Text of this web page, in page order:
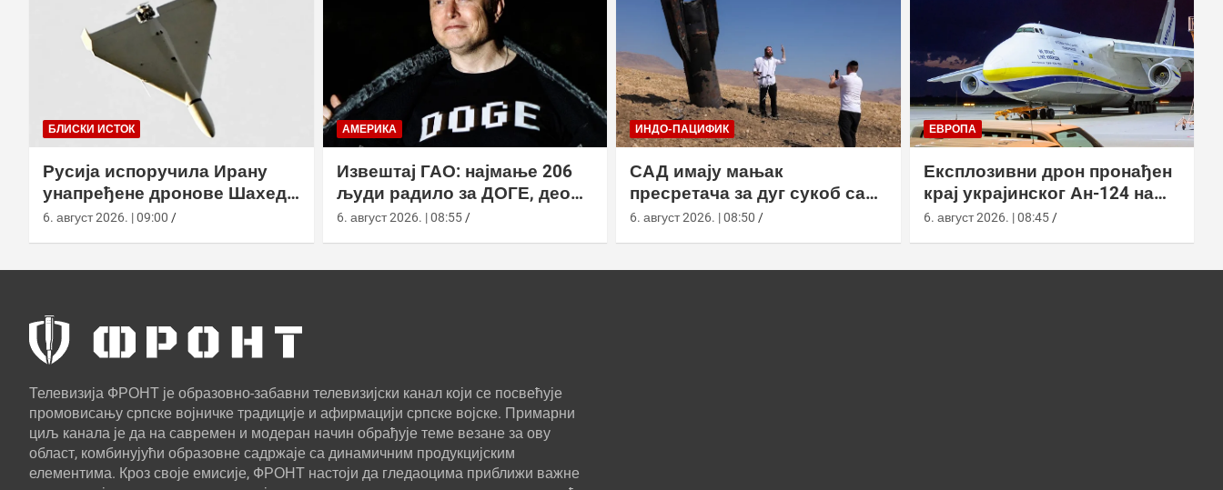
БЛИСКИ ИСТОК
Русија испоручила Ирану
унапређене дронове Шахед
усред удара на америчке
6. август 2026. | 09:00
АМЕРИКА
Извештај ГАО: најмање 206
људи радило за ДОГЕ, део
агенција ускратио податке
6. август 2026. | 08:55
ИНДО-ПАЦИФИК
САД имају мањак
пресретача за дуг сукоб са
Кином
6. август 2026. | 08:50
ЕВРОПА
Експлозивни дрон пронађен
крај украјинског Ан-124 на
аеродрому у Лајпцигу
6. август 2026. | 08:45
Телевизија ФРОНТ је образовно-забавни телевизијски канал који се посвећује
промовисању српске војничке традиције и афирмацији српске војске. Примарни
циљ канала је да на савремен и модеран начин обрађује теме везане за ову
област, комбинујући образовне садржаје са динамичним продукцијским
елементима. Кроз своје емисије, ФРОНТ настоји да гледаоцима приближи важне